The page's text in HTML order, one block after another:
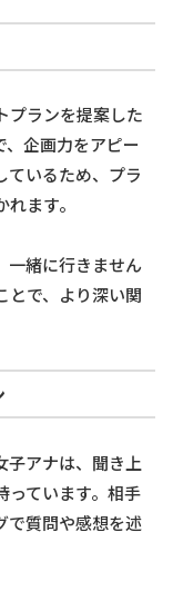
プランを提案した
、企画力をアピー
ているため、プラ
ます。
一緒に行きません
とで、より深い関
子アナは、聞き上
っています。相手
で質問や感想を述